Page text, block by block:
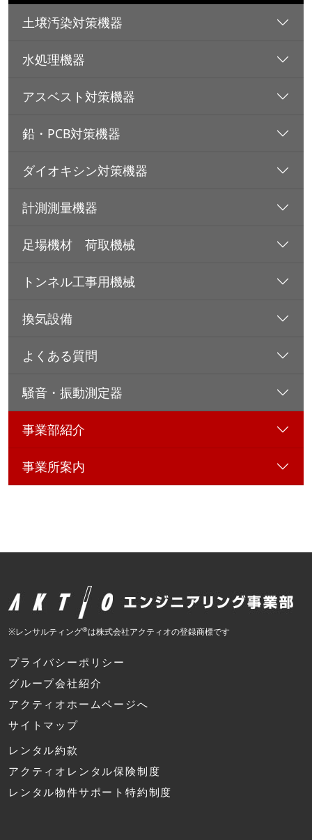
土壌汚染対策機器
水処理機器
アスベスト対策機器
鉛・PCB対策機器
ダイオキシン対策機器
計測測量機器
足場機材 荷取機械
トンネル工事用機械
換気設備
よくある質問
騒音・振動測定器
事業部紹介
事業所案内
※レンサルティング®は株式会社アクティオの登録商標です
プライバシーポリシー
グループ会社紹介
アクティオホームページへ
サイトマップ
レンタル約款
アクティオレンタル保険制度
レンタル物件サポート特約制度